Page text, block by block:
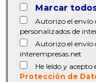
Marcar
Autorizo el envío
personalizados de
Autorizo el envío
interempresas.net
He leído y acepto
Protección de